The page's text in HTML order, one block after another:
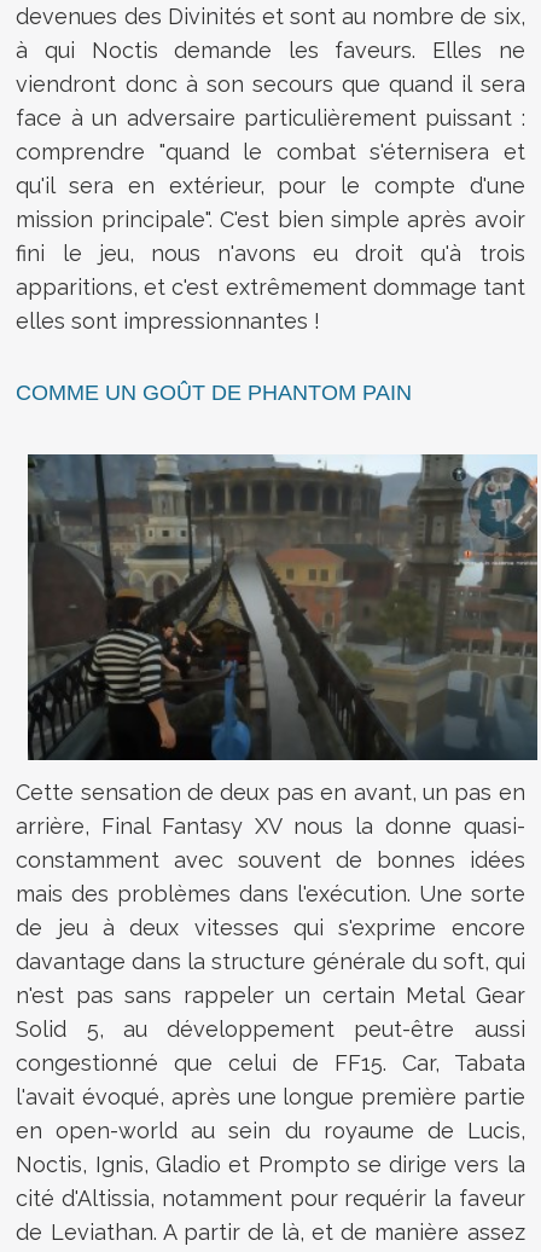
devenues des Divinités et sont au nombre de six,
à qui Noctis demande les faveurs. Elles ne
viendront donc à son secours que quand il sera
face à un adversaire particulièrement puissant :
comprendre "quand le combat s'éternisera et
qu'il sera en extérieur, pour le compte d'une
mission principale". C'est bien simple après avoir
fini le jeu, nous n'avons eu droit qu'à trois
apparitions, et c'est extrêmement dommage tant
elles sont impressionnantes !
COMME UN GOÛT DE PHANTOM PAIN
Cette sensation de deux pas en avant, un pas en
arrière, Final Fantasy XV nous la donne quasi-
constamment avec souvent de bonnes idées
mais des problèmes dans l'exécution. Une sorte
de jeu à deux vitesses qui s'exprime encore
davantage dans la structure générale du soft, qui
n'est pas sans rappeler un certain Metal Gear
Solid 5, au développement peut-être aussi
congestionné que celui de FF15. Car, Tabata
l'avait évoqué, après une longue première partie
en open-world au sein du royaume de Lucis,
Noctis, Ignis, Gladio et Prompto se dirige vers la
cité d'Altissia, notamment pour requérir la faveur
de Leviathan. A partir de là, et de manière assez